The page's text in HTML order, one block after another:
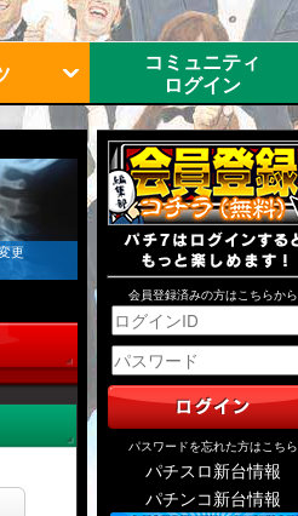
コミュニティ
ログイン
更
会員登録済みの方はこちらから
パスワードを忘れた方はこちら
パチスロ新台情報
パチンコ新台情報